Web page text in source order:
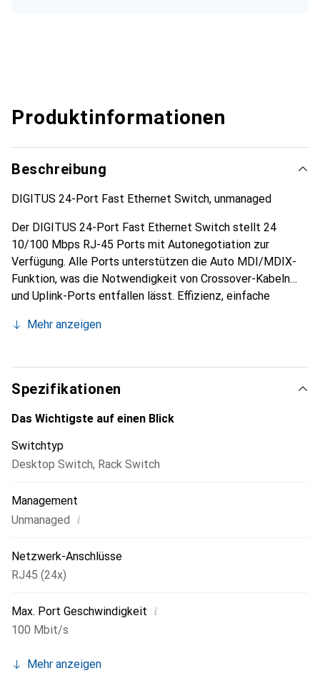
Produktinformationen
Beschreibung
DIGITUS 24-Port Fast Ethernet Switch, unmanaged
Der DIGITUS 24-Port Fast Ethernet Switch stellt 24
10/100 Mbps RJ-45 Ports mit Autonegotiation zur
Verfügung. Alle Ports unterstützen die Auto MDI/MDIX-
Funktion, was die Notwendigkeit von Crossover-Kabeln
und Uplink-Ports entfallen lässt. Effizienz, einfache
DIGITUS Fast Ethernet 24-Port Switches und machen ihn
Mehr anzeigen
Spezifikationen
Das Wichtigste auf einen Blick
Switchtyp
Desktop Switch, Rack Switch
Management
Unmanaged
i
Netzwerk-Anschlüsse
RJ45 (24x)
Max. Port Geschwindigkeit i
100 Mbit/s
Mehr anzeigen